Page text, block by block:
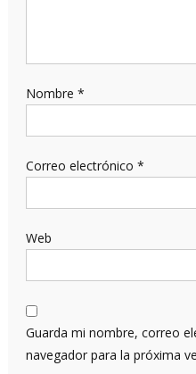
Nombre *
Correo electrónico *
Web
Guarda mi nombre, correo
navegador para la próxima